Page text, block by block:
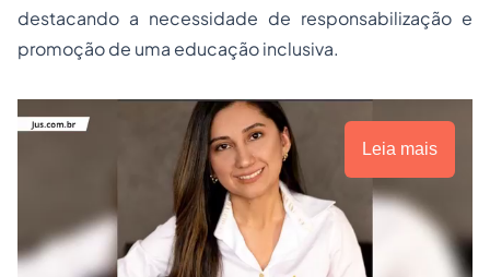
destacando a necessidade de responsabilização e
promoção de uma educação inclusiva.
Leia mais